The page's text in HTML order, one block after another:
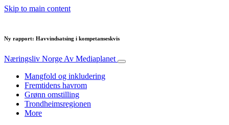
Skip to main content
Ny rapport: Havvindsatsing i kompetanseskvis
Næringsliv Norge Av Mediaplanet
Mangfold og inkludering
Fremtidens havrom
Grønn omstilling
Trondheimsregionen
More